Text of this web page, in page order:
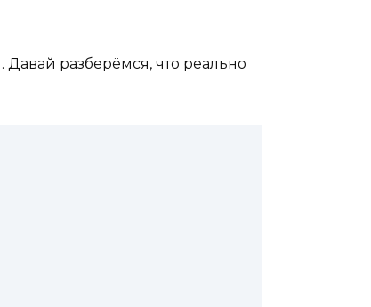
разберёмся, что реально